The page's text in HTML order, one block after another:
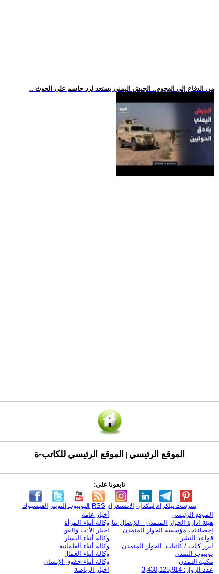
.. من الدفاع إلى الهجوم.. الجيش اليمني يستعد لرد حاسم على الحوث
الموقع الرئيسي الموقع الرئيسي للكاتب-ة
تابعونا على:
الفيسبوك التويتر اليوتيوب RSS الانستغرام لينكدإن تيلكرامبنترست
الموقع الرئيسي
هيئة ادارة الحوار المتمدن - للإتصال بنا
إحصائيات مؤسسة الحوار المتمدن
قواعد النشر
ابرز كتاب / كاتبات الحوار المتمدن
يوتيوب التمدن
مكتبة التمدن
عدد الزوار: 3,430,125,914
أخبار عامة
وكالة أنباء المرأة
اخبار الأدب والفن
وكالة أنباء اليسار
وكالة أنباء العلمانية
وكالة أنباء العمال
وكالة أنباء حقوق الإنسان
اخبار الرياضة